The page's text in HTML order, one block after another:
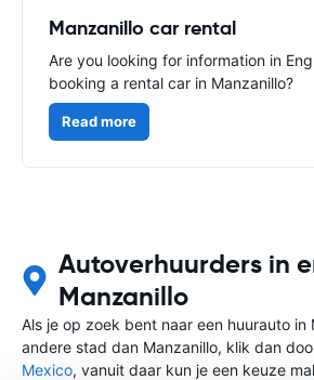
Manzanillo car rental
Are you looking for information in
booking a rental car in Manzanillo?
Read more
Autoverhuurders in
Manzanillo
Als je op zoek bent naar een huurauto in
andere stad dan Manzanillo, klik dan
Mexico, vanuit daar kun je een keuze